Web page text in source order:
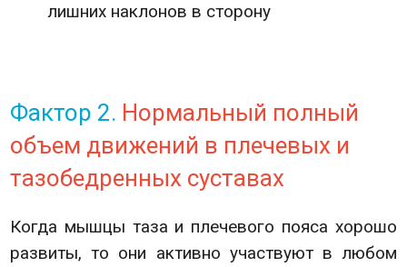
лишних наклонов в сторону
Фактор 2. Нормальный полный
объем движений в плечевых и
тазобедренных суставах
Когда мышцы таза и плечевого пояса хорошо
развиты, то они активно участвуют в любом